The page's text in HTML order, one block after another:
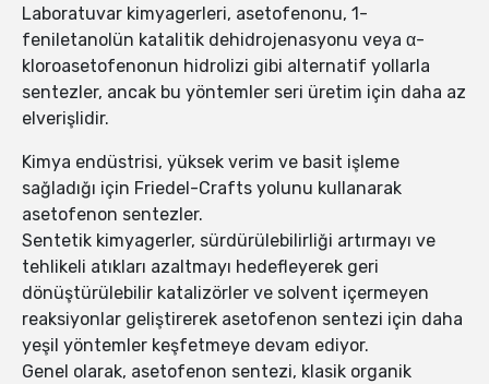
Laboratuvar kimyagerleri, asetofenonu, 1-
feniletanolün katalitik dehidrojenasyonu veya α-
kloroasetofenonun hidrolizi gibi alternatif yollarla
sentezler, ancak bu yöntemler seri üretim için daha az
elverişlidir.
Kimya endüstrisi, yüksek verim ve basit işleme
sağladığı için Friedel-Crafts yolunu kullanarak
asetofenon sentezler.
Sentetik kimyagerler, sürdürülebilirliği artırmayı ve
tehlikeli atıkları azaltmayı hedefleyerek geri
dönüştürülebilir katalizörler ve solvent içermeyen
reaksiyonlar geliştirerek asetofenon sentezi için daha
yeşil yöntemler keşfetmeye devam ediyor.
Genel olarak, asetofenon sentezi, klasik organik